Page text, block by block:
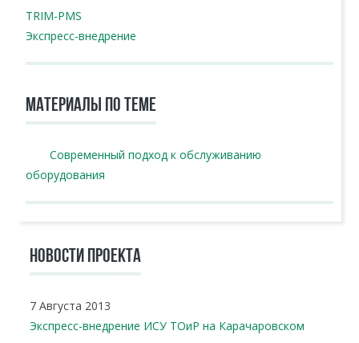
TRIM-PMS
Экспресс-внедрение
МАТЕРИАЛЫ ПО ТЕМЕ
Современный подход к обслуживанию
оборудования
НОВОСТИ ПРОЕКТА
7 Августа 2013
Экспресс-внедрение ИСУ ТОиР на Карачаровском